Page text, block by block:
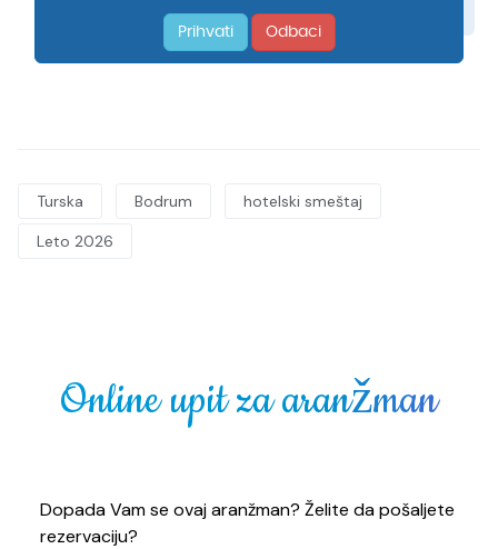
Turska Bodrum
hotelski smeštaj
Leto 2026
Online upit za aranžman
Dopada Vam se ovaj aranžman? Želite da pošaljete
rezervaciju?